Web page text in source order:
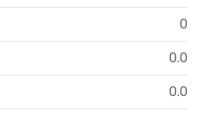
0
0.0
0.0